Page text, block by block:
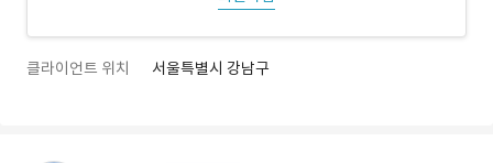
클라이언트 위치 서울특별시 강남구